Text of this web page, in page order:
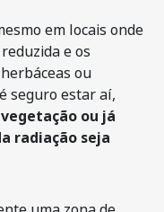
em locais onde
e os
ou
seguro estar aí,
ou já
radiação seja